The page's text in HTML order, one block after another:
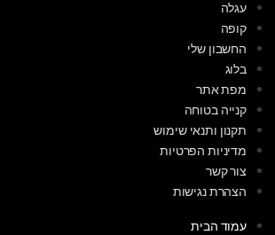
עגלה
קופה
החשבון שלי
בלוג
מפת אתר
קנייה בטוחה
תקנון ותנאי שימוש
מדיניות הפרטיות
צור קשר
הצהרת נגישות
עמוד הבית